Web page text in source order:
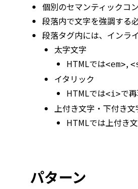
個別のセマンティックコ
段落内で文字を強調する
段落タグ内には、インラ
太字文字
HTMLでは<em>,
イタリック
HTMLでは<i>で
上付き文字・下付き文
HTMLでは上付き
パターン